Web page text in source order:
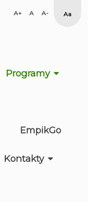
facebook
SetSet Set
Smaller
High
Programy
EmpikGo
Kontakty